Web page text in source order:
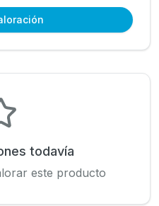
todavía
este producto